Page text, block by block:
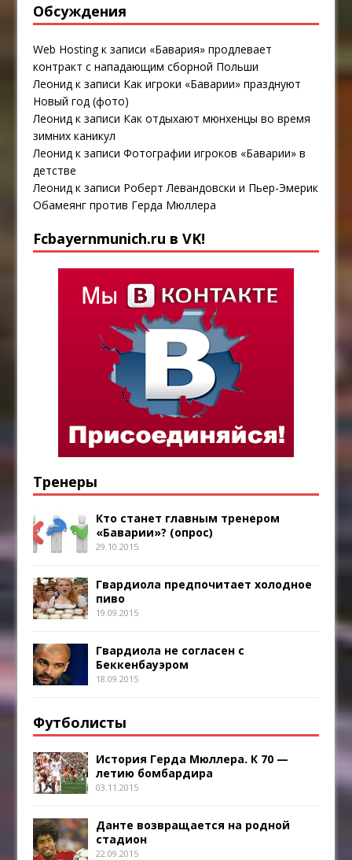
Обсуждения
Web Hostingк записи «Бавария» продлевает
контракт с нападающим сборной Польши
Леонид к записи Как игроки «Баварии» празднуют
Новый год (фото)
Леонид к записи Как отдыхают мюнхенцы во время
зимних каникул
Леонид к записиФотографии игроков «Баварии» в
детстве
Леонид к записи Роберт Левандовски и Пьер-Эмерик
Обамеянг против Герда Мюллера
Fcbayernmunich.ru в VK!
Тренеры
Кто станет главным тренером
«Баварии»? (опрос)
29.10.2015
Гвардиола предпочитает холодное
пиво
19.09.2015
Гвардиола не согласен с
Беккенбауэром
18.09.2015
Футболисты
История Герда Мюллера. К 70 —
летию бомбардира
03.11.2015
Данте возвращается на родной
стадион
22.09.2015